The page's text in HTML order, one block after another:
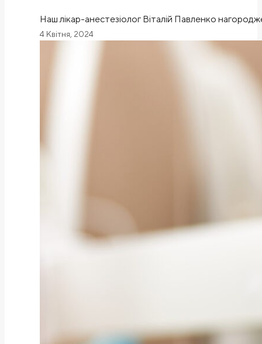
Наш лікар-анестезіолог Віталій Павленко
4 Квітня, 2024